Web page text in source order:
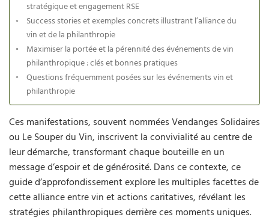
stratégique et engagement RSE
Success stories et exemples concrets illustrant l’alliance du
vin et de la philanthropie
Maximiser la portée et la pérennité des événements de vin
philanthropique : clés et bonnes pratiques
Questions fréquemment posées sur les événements vin et
philanthropie
Ces manifestations, souvent nommées Vendanges Solidaires
ou Le Souper du Vin, inscrivent la convivialité au centre de
leur démarche, transformant chaque bouteille en un
message d’espoir et de générosité. Dans ce contexte, ce
guide d’approfondissement explore les multiples facettes de
cette alliance entre vin et actions caritatives, révélant les
stratégies philanthropiques derrière ces moments uniques.